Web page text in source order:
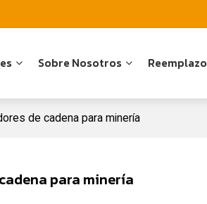
Sobre Nosotros Reemplazo
de cadena para minería
para minería